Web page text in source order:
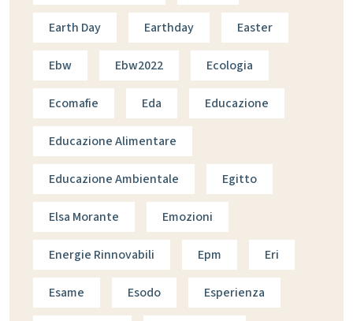
Earth Day Earthday Easter
Ebw Ebw2022 Ecologia
Ecomafie Eda Educazione
Educazione Alimentare
Educazione Ambientale Egitto
Elsa Morante Emozioni
Energie Rinnovabili Epm Eri
Esame Esodo Esperienza